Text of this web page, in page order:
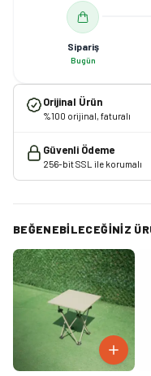
Sipariş
Bugün
Orijinal Ürün
%100 orijinal, faturalı
Güvenli Ödeme
256-bit SSL ile korumalı
BEĞENEBILECEĞINIZ